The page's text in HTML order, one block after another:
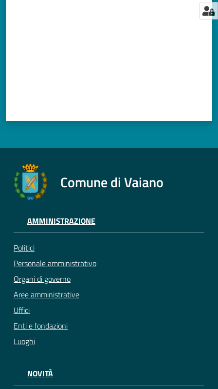
Comune di Vaiano
AMMINISTRAZIONE
Politici
Personale amministrativo
Organi di governo
Aree amministrative
Uffici
Enti e fondazioni
Luoghi
NOVITÀ